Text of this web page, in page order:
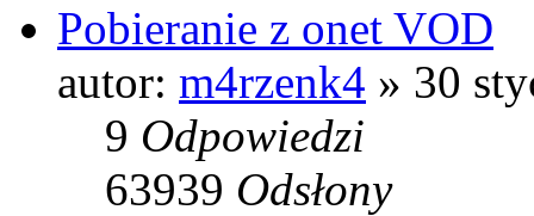
Pobieranie z onet VOD
autor: m4rzenk4 » 30
9 Odpowiedzi
63939 Odsłony